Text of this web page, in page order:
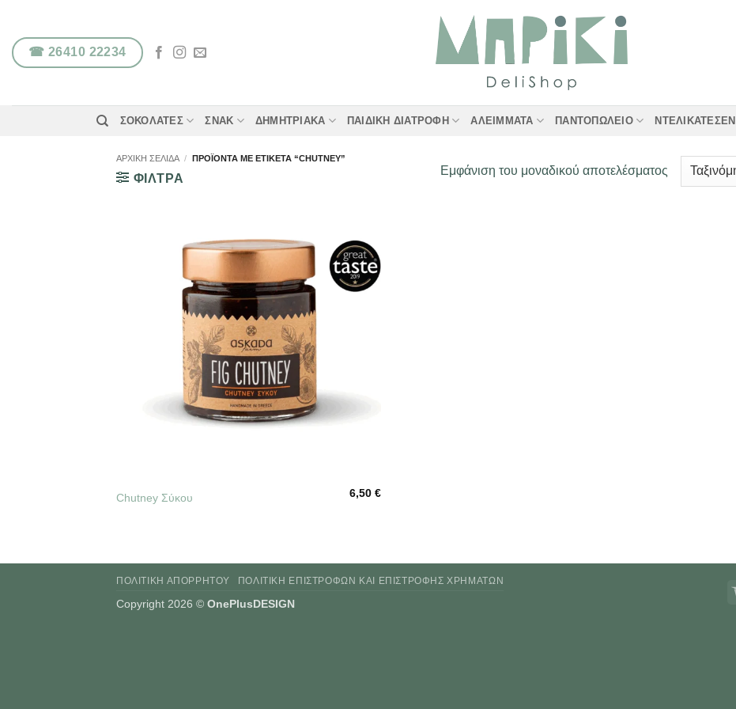
περιεχόμενο
☎ 26410 22234
ΣΟΚΟΛΆΤΕΣ ΣΝΑΚ ΔΗΜΗΤΡΙΑΚΆ ΠΑΙΔΙΚΉ ΔΙΑΤΡΟΦΉ ΑΛΕΊΜΜΑΤΑ ΠΑΝΤΟΠΩΛΕΊΟ ΝΤΕΛΙΚΑΤΈΣΕΝ
ΑΡΧΙΚΉ ΣΕΛΊΔΑ / ΠΡΟΪΌΝΤΑ ΜΕ ΕΤΙΚΈΤΑ “CHUTNEY”
ΦΙΛΤΡΑ
Εμφάνιση του μοναδικού αποτελέσματος
Chutney Σύκου 6,50€
ΠΟΛΙΤΙΚΉ ΑΠΟΡΡΉΤΟΥ ΠΟΛΙΤΙΚΉ ΕΠΙΣΤΡΟΦΏΝ ΚΑΙ ΕΠΙΣΤΡΟΦΉΣ ΧΡΗΜΆΤΩΝ
Copyright 2026 © OnePlusDESIGN